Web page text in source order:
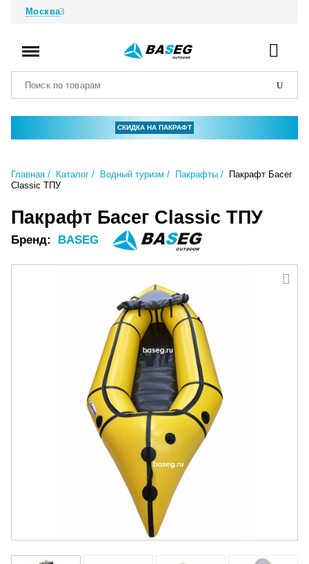
Москва
СКИДКА НА ПАКРАФТ
Главная Каталог Водный туризм Пакрафты
Пакрафт Басег
Classic ТПУ
Пакрафт Басег Classic ТПУ
Бренд: BASEG